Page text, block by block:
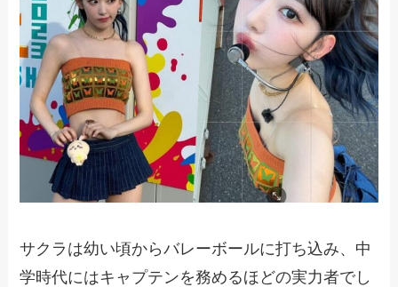
サクラは幼い頃からバレーボールに打ち込み、中
学時代にはキャプテンを務めるほどの実力者でし